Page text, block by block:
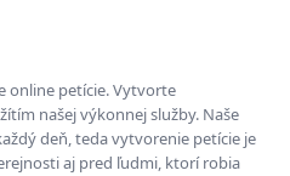
online petície. Vytvorte
našej výkonnej služby. Naše
deň, teda vytvorenie petície je
aj pred ľudmi, ktorí robia